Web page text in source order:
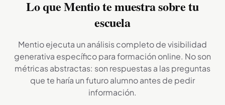
Lo que Mentio te muestra sobre tu
escuela
Mentio ejecuta un análisis completo de visibilidad
generativa específico para formación online. No son
métricas abstractas: son respuestas a las preguntas
que te haría un futuro alumno antes de pedir
información.